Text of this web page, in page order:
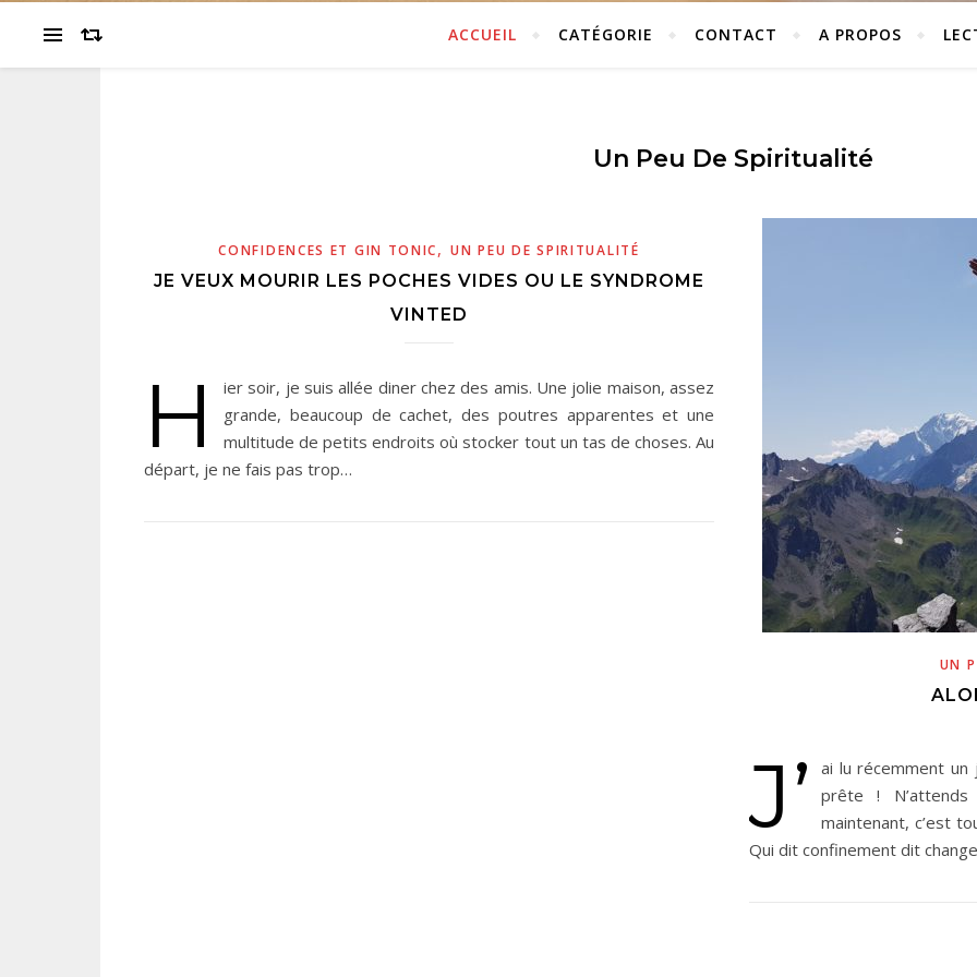
ACCUEIL CATÉGORIE CONTACT A PROPOS
Un Peu De Spiritualité
CONFIDENCES ET GIN TONIC,UN PEU DE SPIRITUALITÉ
JE VEUX MOURIR LES POCHES VIDES OU LE SYNDROME
VINTED
H
ier soir, je suis allée diner chez des amis. Une jolie maison, assez
grande, beaucoup de cachet, des poutres apparentes et une
multitude de petits endroits où stocker tout un tas de choses. Au
départ, je ne fais pas trop…
UN
J’
ai lu récemment un
prête !
maintenant, c’est
Qui dit confinement dit